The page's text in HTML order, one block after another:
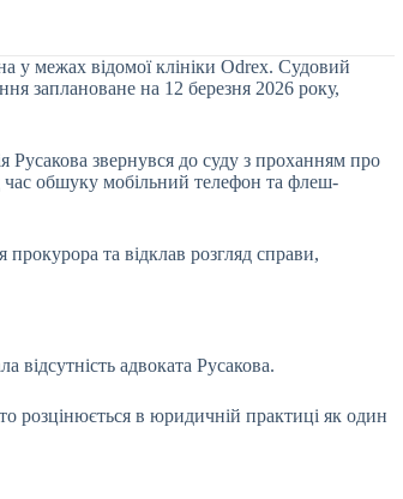
у межах відомої клініки Odrex. Судовий
заплановане на 12 березня 2026 року,
Русакова звернувся до суду з проханням про
час обшуку мобільний телефон та флеш-
та відклав розгляд справи,
адвоката Русакова.
розцінюється в юридичній практиці як один